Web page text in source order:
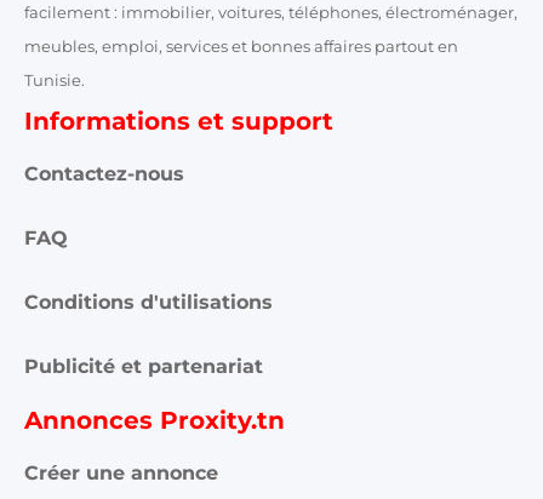
facilement : immobilier, voitures, téléphones, électroménager,
meubles, emploi, services et bonnes affaires partout en
Tunisie.
Informations et support
Contactez-nous
FAQ
Conditions d'utilisations
Publicité et partenariat
Annonces Proxity.tn
Créer une annonce